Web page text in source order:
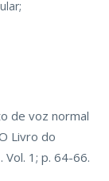
de voz normal
Livro do
Vol. 1; p. 64-66.